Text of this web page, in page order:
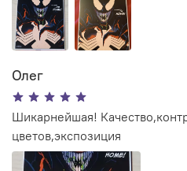
Олег
Шикарнейшая!
цветов,экспозиция